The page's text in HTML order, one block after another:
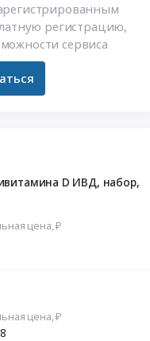
регистрацию,
сервиса
D ИВД, набор,
цена, ₽
цена, ₽